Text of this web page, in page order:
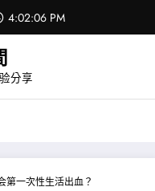
4:02:06 PM
分享
第一次性生活出血？